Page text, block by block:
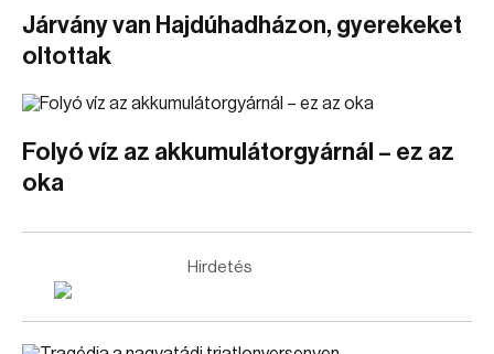
Járvány van Hajdúhadházon, gyerekeket
oltottak
Folyó víz az akkumulátorgyárnál – ez az
oka
Hirdetés